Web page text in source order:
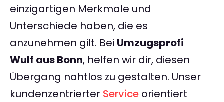
einzigartigen Merkmale und
Unterschiede haben, die es
anzunehmen gilt. Bei Umzugsprofi
Wulf aus Bonn, helfen wir dir, diesen
Übergang nahtlos zu gestalten. Unser
kundenzentrierter Service orientiert